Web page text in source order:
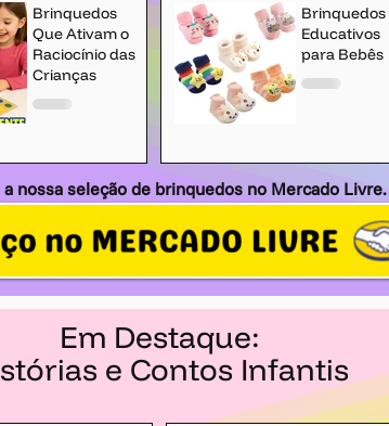
Brinquedos
Que Ativam o
Raciocínio das
Crianças
Brinquedos
Educativos
para Bebês
a nossa seleção de brinquedos no Mercado Livre.
Em Destaque:
e Contos Infantis